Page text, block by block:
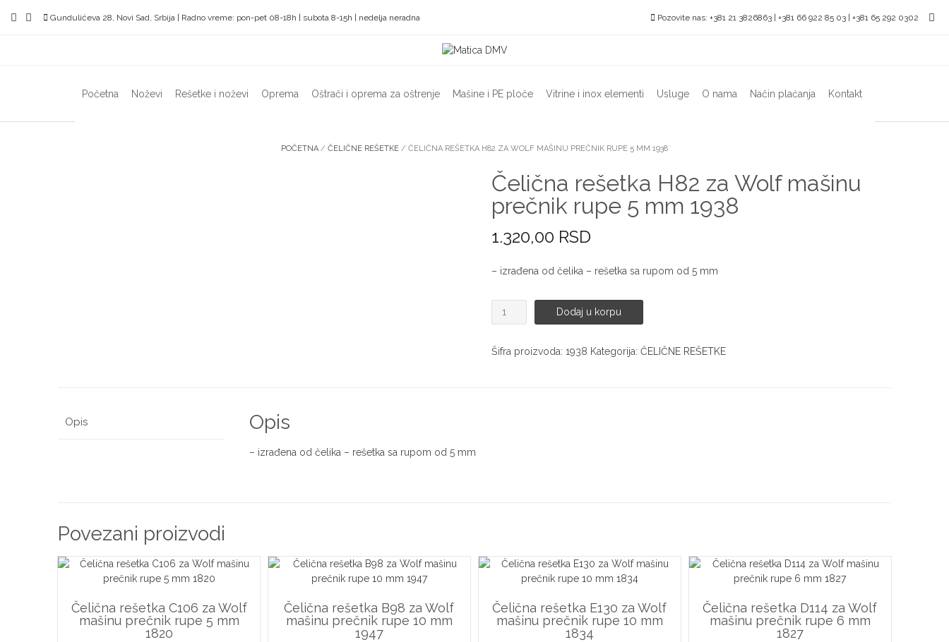
Gundulićeva 28, Novi Sad, Srbija | Radno vreme: pon-pet 08-18h | subota 8-15h | nedelja neradna Pozovite nas: +381 21 3826863 | +381 66 922 85 03 | +381 65 292 0302
Početna Noževi Rešetke i noževi Oprema Oštrači i oprema za oštrenje Mašine i PE ploče Vitrine i inox elementi Usluge O nama Način plaćanja Kontakt
POČETNA / ČELIČNE REŠETKE / ČELIČNA REŠETKA H82 ZA WOLF MAŠINU PREČNIK RUPE 5 MM 1938
Čelična rešetka H82 za Wolf mašinu
prečnik rupe 5 mm 1938
1.320,00 RSD
– izrađena od čelika – rešetka sa rupom od 5 mm
za
Dodaj u korpu
Šifra proizvoda: 1938 Kategorija: ČELIČNE REŠETKE
Opis Opis
– izrađena od čelika – rešetka sa rupom od 5 mm
Povezani proizvodi
Čelična rešetka C106 za Wolf
mašinu prečnik rupe 5 mm
1820
Čelična rešetka B98 za Wolf
mašinu prečnik rupe 10 mm
1947
Čelična rešetka E130 za Wolf
mašinu prečnik rupe 10 mm
1834
Čelična rešetka D114 za Wolf
mašinu prečnik rupe 6 mm
1827